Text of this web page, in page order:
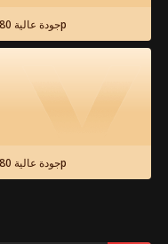
الحلقة 66 - والدي ملك التنين الفيلم كامل
جميع الحلقات
جودة عالية 1080p
جودة عالية 1080p